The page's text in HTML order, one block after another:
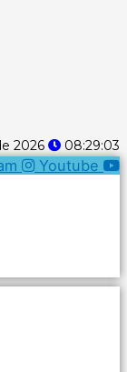
2026 08:29:04
Youtube